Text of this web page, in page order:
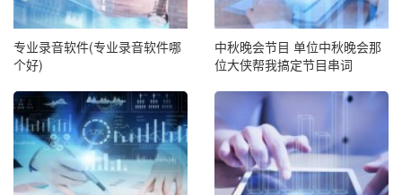
专业录音软件(专业录音软件哪
个好)
中秋晚会节目 单位中秋晚会那
位大侠帮我搞定节目串词